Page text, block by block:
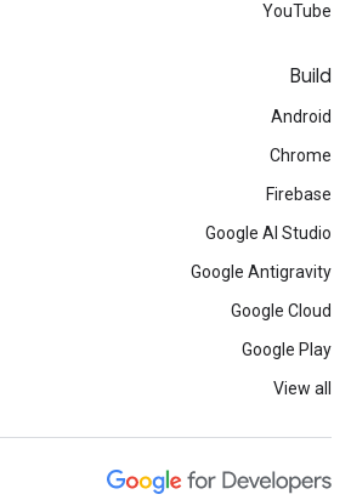
YouTube
Build
Android
Chrome
Firebase
Google AI Studio
Google Antigravity
Google Cloud
Google Play
View all